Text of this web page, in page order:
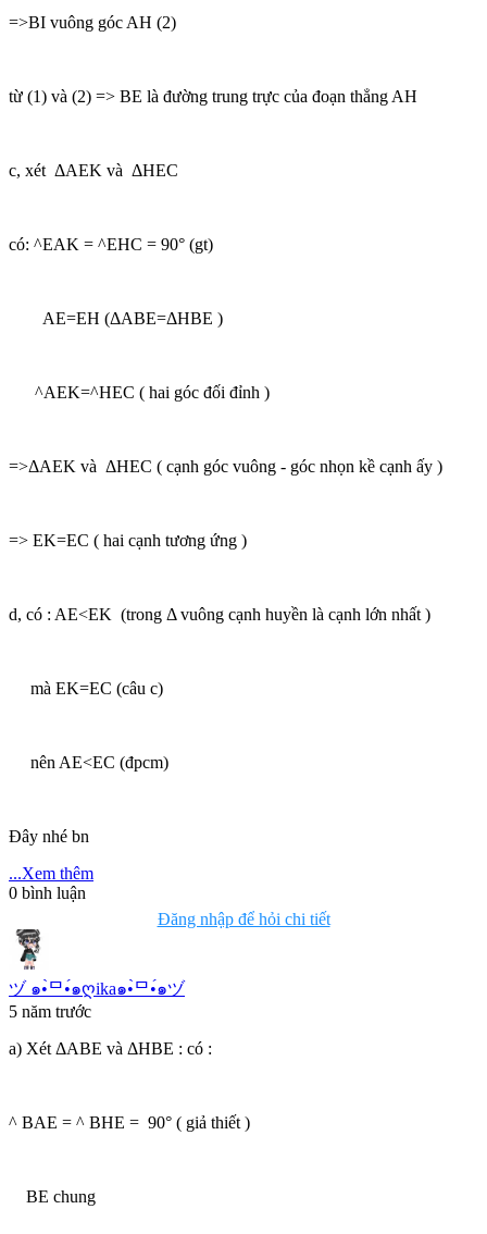
=>BI vuông góc AH (2)
từ (1) và (2) => BE là đường trung trực của đoạn thẳng AH
c, xét ΔAEK và ΔHEC
có: ^EAK = ^EHC = 90° (gt)
AE=EH (ΔABE=ΔHBE )
^AEK=^HEC ( hai góc đối đỉnh )
=>ΔAEK và ΔHEC ( cạnh góc vuông - góc nhọn kề cạnh ấy )
=> EK=EC ( hai cạnh tương ứng )
d, có : AE<EK (trong Δ vuông cạnh huyền là cạnh lớn nhất )
mà EK=EC (câu c)
nên AE<EC (đpcm)
Đây nhé bn
...Xem thêm
0 bình luận
Đăng nhập để hỏi chi tiết
ヅ ๑•̀ᄆ•́๑ღika๑•̀ᄆ•́๑ヅ
5 năm trước
a) Xét ΔABE và ΔHBE : có :
^ BAE = ^ BHE = 90° ( giả thiết )
BE chung